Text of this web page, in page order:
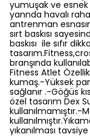
yumuşak ve esnek
yannda havalı
antrenman
sırt baskısı
baskısı ile sıfır
branşında
Fitness Atlet
kumaş.-Yüksek
sağlanır .-Göğüs
özel tasarım Dex
kullanılmamıştır.-
yıkanılması